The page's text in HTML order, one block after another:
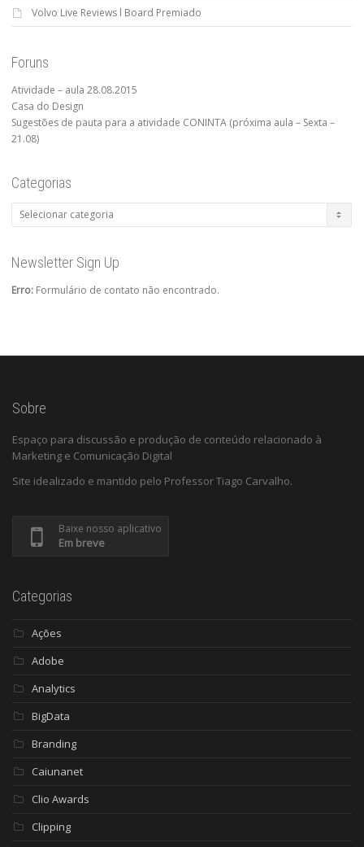
Volvo Live Reviews l Board Premiado
Foruns
Atividade – aula 28.08.2015
Casa do Design
Sugestões de pauta para a atividade CONINTA (próxima aula – Sexta –
21.08)
Categorias
Categorias
Newsletter Sign Up
Erro: Formulário de contato não encontrado.
Sobre
Espaço para discussão e produção de conteúdo relacionado à
Marketing e Comunicação Digital
Site idealizado e mantido pelo Professor Tiago Carvalho.
Baixe nosso aplicativo
Em breve
Categorias
Ações
Adobe
Analytics
BigData
Branding
Caiunanet
Clio Awards
Clipping